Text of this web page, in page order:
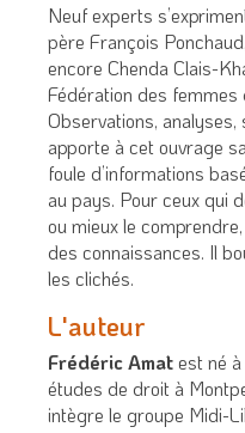
Neuf experts
père François
encore Chenda Clais-
Fédération des femmes
Observations,
apporte à cet ouvrage
foule d’informations
au pays. Pour ceux qui
ou mieux le
des connaissances. Il
les clichés.
L'auteur
Frédéric Amatest né
études de droit à
intègre le groupe Midi-